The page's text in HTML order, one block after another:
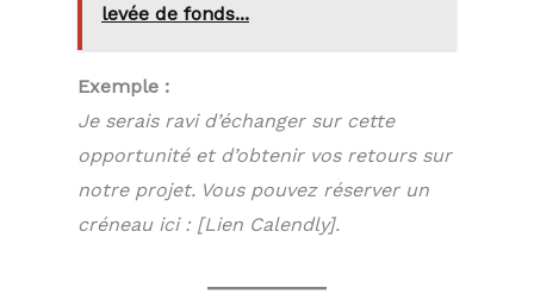
levée de fonds...
Exemple :
Je serais ravi d’échanger sur cette
opportunité et d’obtenir vos retours sur
notre projet. Vous pouvez réserver un
créneau ici : [Lien Calendly].